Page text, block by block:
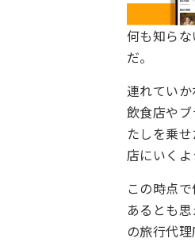
何も知ら
だ。
連れてい
飲食店や
たしを乗
店にいくよ
この時点
あるとも
の旅行代